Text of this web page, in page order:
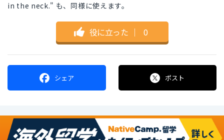
in the neck." も、同様に使えます。
役に立った ｜ 0
シェア ポスト